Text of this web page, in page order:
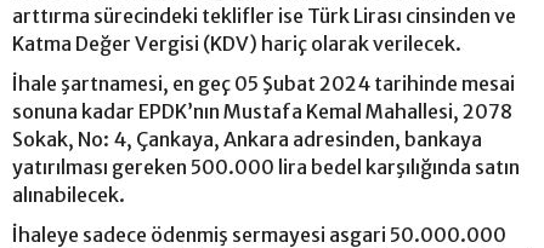
arttırma sürecindeki teklifler ise Türk Lirası cinsinden ve
Katma Değer Vergisi (KDV) hariç olarak verilecek.
İhale şartnamesi, en geç 05 Şubat 2024 tarihinde mesai
sonuna kadar EPDK’nın Mustafa Kemal Mahallesi, 2078
Sokak, No: 4, Çankaya, Ankara adresinden, bankaya
yatırılması gereken 500.000 lira bedel karşılığında satın
alınabilecek.
İhaleye sadece ödenmiş sermayesi asgari 50.000.000